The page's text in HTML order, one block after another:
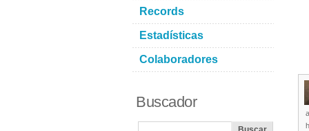
Records
Estadísticas
Colaboradores
Buscador